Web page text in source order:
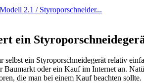
2.1 / Styroporschneider...
ein
selbst ein Styroporschneidegerät relativ
Baumarkt oder ein Kauf im Internet an.
die man bei einem Kauf beachten sollte.